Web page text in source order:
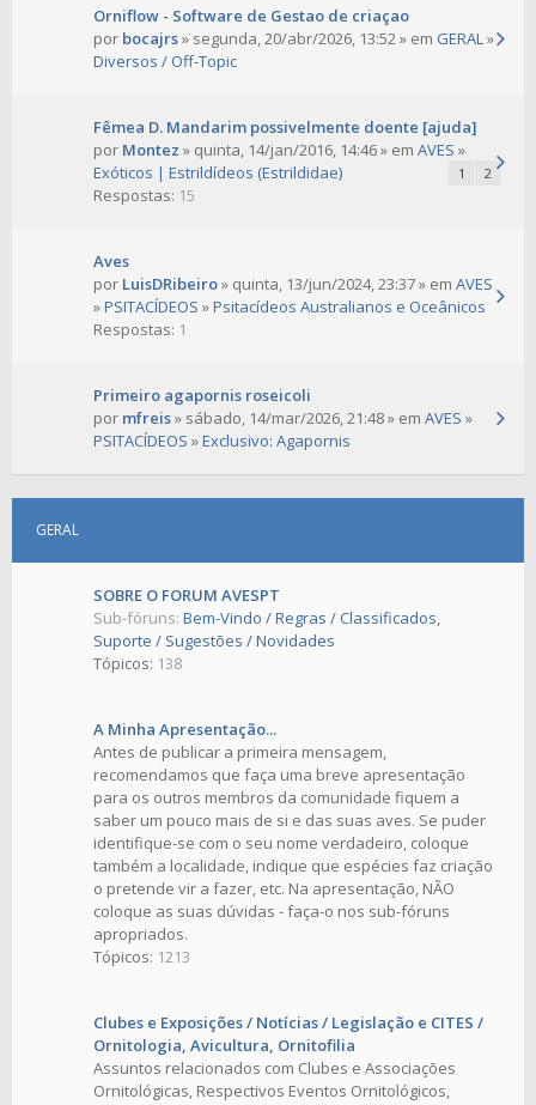
Orniflow - Software de Gestao de criaçao
por bocajrs» segunda, 20/abr/2026, 13:52 » em GERAL»
Diversos / Off-Topic
Fêmea D. Mandarim possivelmente doente [ajuda]
por Montez » quinta, 14/jan/2016, 14:46 » em AVES »
Exóticos | Estrildídeos (Estrildidae)
1 2
Respostas: 15
Aves
por LuisDRibeiro» quinta, 13/jun/2024, 23:37 » em AVES
»PSITACÍDEOS »Psitacídeos Australianos e Oceânicos
Respostas: 1
Primeiro agapornis roseicoli
por mfreis» sábado, 14/mar/2026, 21:48 » em AVES »
PSITACÍDEOS »Exclusivo: Agapornis
GERAL
SOBRE O FORUM AVESPT
Sub-fóruns: Bem-Vindo / Regras / Classificados,
Suporte / Sugestões / Novidades
Tópicos: 138
A Minha Apresentação...
Antes de publicar a primeira mensagem,
recomendamos que faça uma breve apresentação
para os outros membros da comunidade fiquem a
saber um pouco mais de si e das suas aves. Se puder
identifique-se com o seu nome verdadeiro, coloque
também a localidade, indique que espécies faz criação
o pretende vir a fazer, etc. Na apresentação, NÃO
coloque as suas dúvidas - faça-o nos sub-fóruns
apropriados.
Tópicos: 1213
Clubes e Exposições / Notícias / Legislação e CITES /
Ornitologia, Avicultura, Ornitofilia
Assuntos relacionados com Clubes e Associações
Ornitológicas, Respectivos Eventos Ornitológicos,